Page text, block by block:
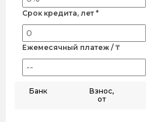
Срок кредита, лет *
Ежемесячный платеж / ₸
Банк
Взнос,
от